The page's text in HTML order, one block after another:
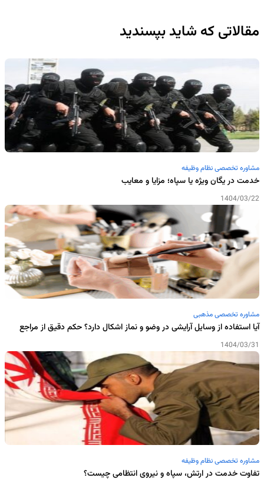
مقالاتی که شاید بپسندید
مشاوره تخصصی نظام وظیفه
خدمت در یگان ویژه یا سپاه؛ مزایا و معایب
1404/03/22
مشاوره تخصصی مذهبی
آیا استفاده از وسایل آرایشی در وضو و نماز اشکال دارد؟ حکم دقیق از مراجع
1404/03/31
مشاوره تخصصی نظام وظیفه
تفاوت خدمت در ارتش، سپاه و نیروی انتظامی چیست؟